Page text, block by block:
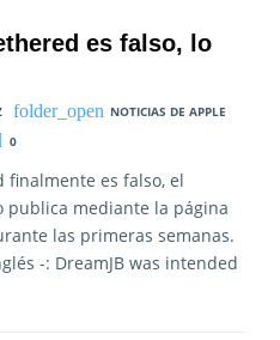
es falso, lo
NOTICIAS DE APPLE
0
finalmente es falso, el
publica mediante la página
las primeras semanas.
-: DreamJB was intended